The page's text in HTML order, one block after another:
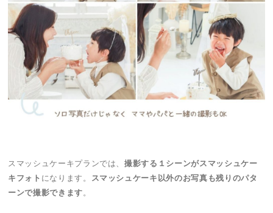
スマッシュケーキプランでは、撮影する１シーンがスマッシュケー
キフォト になります。
スマッシュケーキ以外のお写真も残りのパタ
ーンで撮影できます。